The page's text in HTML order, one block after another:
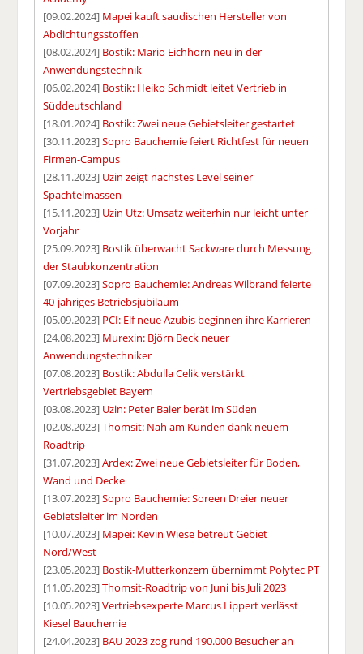
[09.02.2024] Mapei kauft saudischen Hersteller von
Abdichtungsstoffen
[08.02.2024] Bostik: Mario Eichhorn neu in der
Anwendungstechnik
[06.02.2024] Bostik: Heiko Schmidt leitet Vertrieb in
Süddeutschland
[18.01.2024] Bostik: Zwei neue Gebietsleiter gestartet
[30.11.2023]Sopro Bauchemie feiert Richtfest für neuen
Firmen-Campus
[28.11.2023] Uzin zeigt nächstes Level seiner
Spachtelmassen
[15.11.2023] Uzin Utz: Umsatz weiterhin nur leicht unter
Vorjahr
[25.09.2023] Bostik überwacht Sackware durch Messung
der Staubkonzentration
[07.09.2023]Sopro Bauchemie: Andreas Wilbrand feierte
40-jähriges Betriebsjubiläum
[05.09.2023] PCI: Elf neue Azubis beginnen ihre Karrieren
[24.08.2023] Murexin: Björn Beck neuer
Anwendungstechniker
[07.08.2023] Bostik: Abdulla Celik verstärkt
Vertriebsgebiet Bayern
[03.08.2023] Uzin: Peter Baier berät im Süden
[02.08.2023]Thomsit: Nah am Kunden dank neuem
Roadtrip
[31.07.2023]Ardex: Zwei neue Gebietsleiter für Boden,
Wand und Decke
[13.07.2023]Sopro Bauchemie: Soreen Dreier neuer
Gebietsleiter im Norden
[10.07.2023] Mapei: Kevin Wiese betreut Gebiet
Nord/West
[23.05.2023] Bostik-Mutterkonzern übernimmt Polytec PT
[11.05.2023]Thomsit-Roadtrip von Juni bis Juli 2023
[10.05.2023]Vertriebsexperte Marcus Lippert verlässt
Kiesel Bauchemie
[24.04.2023] BAU 2023 zog rund 190.000 Besucher an